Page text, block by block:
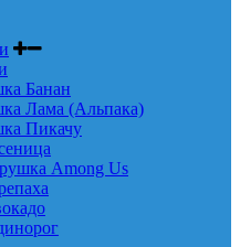
Банан
Лама (Альпака)
Пикачу
Among Us